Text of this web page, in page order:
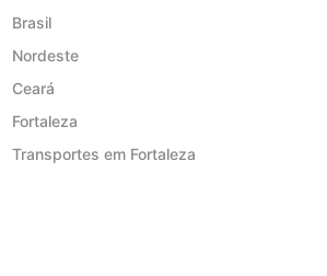
Brasil
Nordeste
Ceará
Fortaleza
Transportes em Fortaleza